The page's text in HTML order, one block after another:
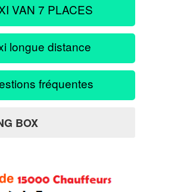
VAN 7 PLACES
longue distance
fréquentes
BOX